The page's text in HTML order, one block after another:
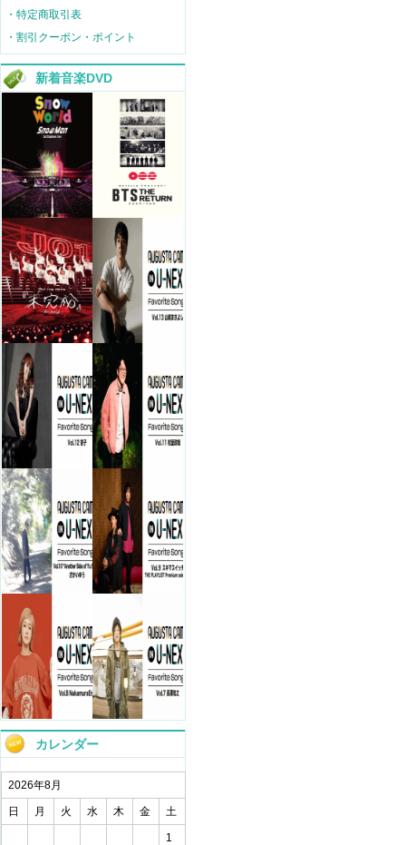
・特定商取引表
・割引クーポン・ポイント
新着音楽DVD
カレンダー
2026年8月
日 月 火 水 木 金 土
1